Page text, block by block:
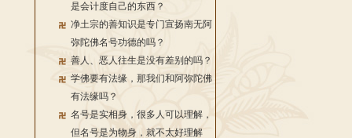
是会计度自己的东西？
净土宗的善知识是专门宣扬南无阿
弥陀佛名号功德的吗？
善人、恶人往生是没有差别的吗？
学佛要有法缘，那我们和阿弥陀佛
有法缘吗？
名号是实相身，很多人可以理解，
但名号是为物身，就不太好理解